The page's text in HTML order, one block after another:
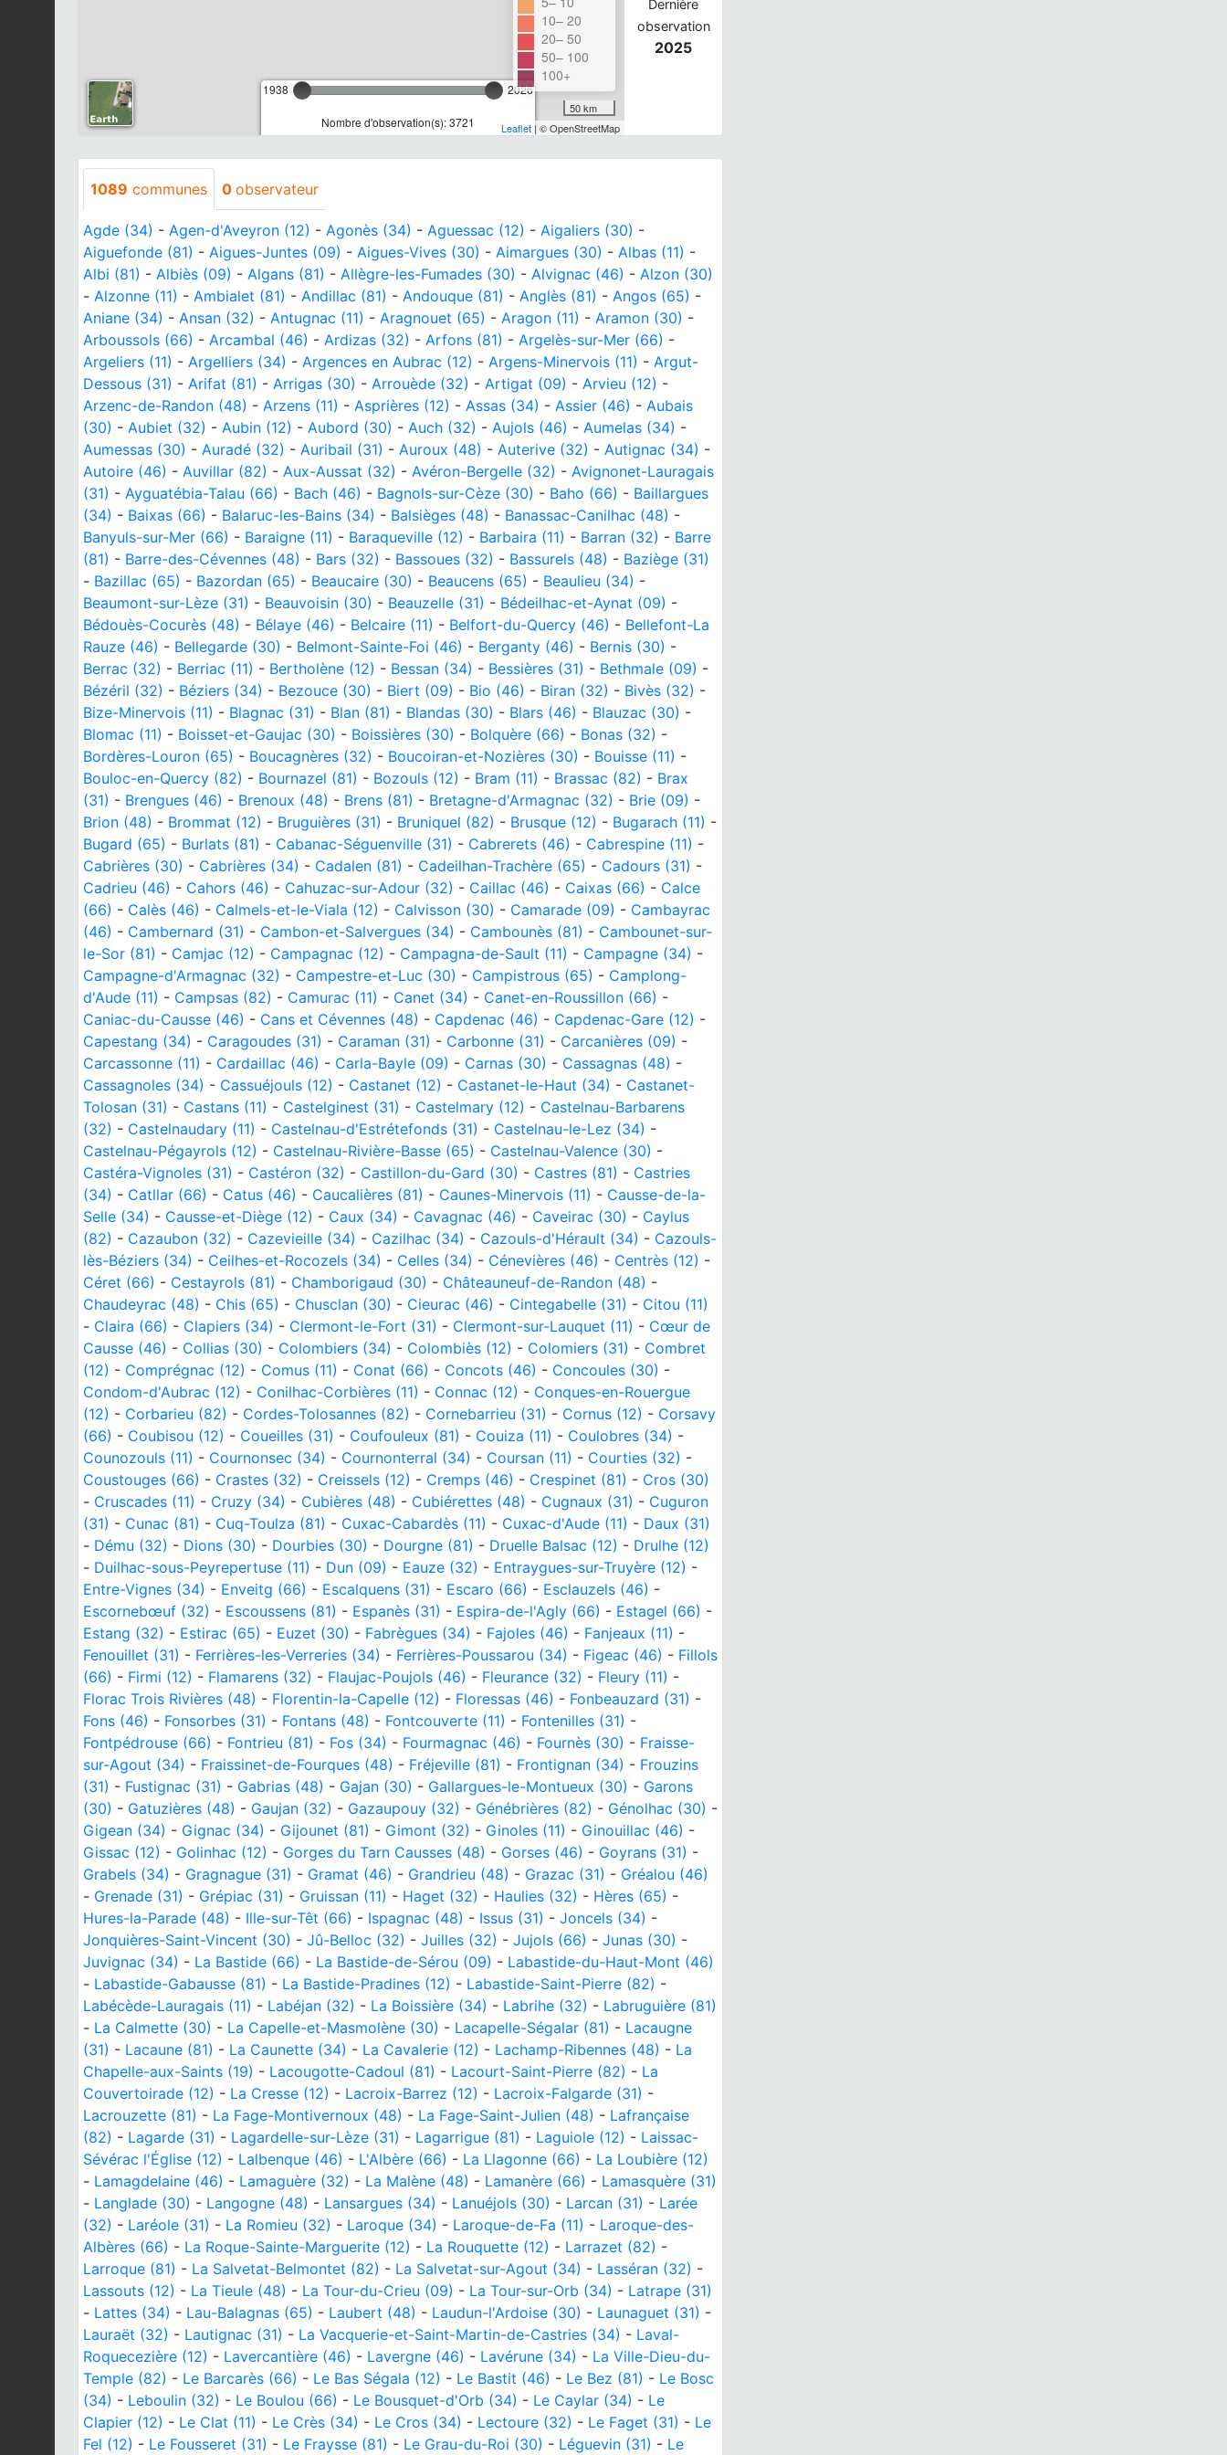
1938 2026
Nombre d'observation(s): 3721
10– 20
20– 50
50– 100
100+
50 km
Leaflet| © OpenStreetMap
Dernière
observation
2025
1089 communes 0 observateur
Agde (34) - Agen-d'Aveyron (12) - Agonès (34) - Aguessac (12) - Aigaliers (30) -
Aiguefonde (81) - Aigues-Juntes (09) - Aigues-Vives (30) - Aimargues (30) - Albas (11) -
Albi (81) - Albiès (09) - Algans (81) - Allègre-les-Fumades (30) - Alvignac (46) - Alzon (30)
- Alzonne (11) - Ambialet (81) - Andillac (81) - Andouque (81) - Anglès (81) - Angos (65) -
Aniane (34) - Ansan (32) - Antugnac (11) - Aragnouet (65) - Aragon (11) - Aramon (30) -
Arboussols (66) - Arcambal (46) - Ardizas (32) - Arfons (81) - Argelès-sur-Mer (66) -
Argeliers (11) - Argelliers (34) - Argences en Aubrac (12) - Argens-Minervois (11) - Argut-
Dessous (31) - Arifat (81) - Arrigas (30) - Arrouède (32) - Artigat (09) - Arvieu (12) -
Arzenc-de-Randon (48) - Arzens (11) - Asprières (12) - Assas (34) - Assier (46) - Aubais
(30) - Aubiet (32) - Aubin (12) - Aubord (30) - Auch (32) - Aujols (46) - Aumelas (34) -
Aumessas (30) - Auradé (32) - Auribail (31) - Auroux (48) - Auterive (32) - Autignac (34) -
Autoire (46) - Auvillar (82) - Aux-Aussat (32) - Avéron-Bergelle (32) - Avignonet-Lauragais
(31) - Ayguatébia-Talau (66) - Bach (46) - Bagnols-sur-Cèze (30) - Baho (66) - Baillargues
(34) - Baixas (66) - Balaruc-les-Bains (34) - Balsièges (48) - Banassac-Canilhac (48) -
Banyuls-sur-Mer (66) - Baraigne (11) - Baraqueville (12) - Barbaira (11) - Barran (32) - Barre
(81) - Barre-des-Cévennes (48) - Bars (32) - Bassoues (32) - Bassurels (48) - Baziège (31)
- Bazillac (65) - Bazordan (65) - Beaucaire (30) - Beaucens (65) - Beaulieu (34) -
Beaumont-sur-Lèze (31) - Beauvoisin (30) - Beauzelle (31) - Bédeilhac-et-Aynat (09) -
Bédouès-Cocurès (48) - Bélaye (46) - Belcaire (11) - Belfort-du-Quercy (46) - Bellefont-La
Rauze (46) - Bellegarde (30) - Belmont-Sainte-Foi (46) - Berganty (46) - Bernis (30) -
Berrac (32) - Berriac (11) - Bertholène (12) - Bessan (34) - Bessières (31) - Bethmale (09) -
Bézéril (32) - Béziers (34) - Bezouce (30) - Biert (09) - Bio (46) - Biran (32) - Bivès (32) -
Bize-Minervois (11) - Blagnac (31) - Blan (81) - Blandas (30) - Blars (46) - Blauzac (30) -
Blomac (11) - Boisset-et-Gaujac (30) - Boissières (30) - Bolquère (66) - Bonas (32) -
Bordères-Louron (65) - Boucagnères (32) - Boucoiran-et-Nozières (30) - Bouisse (11) -
Bouloc-en-Quercy (82) - Bournazel (81) - Bozouls (12) - Bram (11) - Brassac (82) - Brax
(31) - Brengues (46) - Brenoux (48) - Brens (81) - Bretagne-d'Armagnac (32) - Brie (09) -
Brion (48) - Brommat (12) - Bruguières (31) - Bruniquel (82) - Brusque (12) - Bugarach (11) -
Bugard (65) - Burlats (81) - Cabanac-Séguenville (31) - Cabrerets (46) - Cabrespine (11) -
Cabrières (30) - Cabrières (34) - Cadalen (81) - Cadeilhan-Trachère (65) - Cadours (31) -
Cadrieu (46) - Cahors (46) - Cahuzac-sur-Adour (32) - Caillac (46) - Caixas (66) - Calce
(66) - Calès (46) - Calmels-et-le-Viala (12) - Calvisson (30) - Camarade (09) - Cambayrac
(46) - Cambernard (31) - Cambon-et-Salvergues (34) - Cambounès (81) - Cambounet-sur-
le-Sor (81) - Camjac (12) - Campagnac (12) - Campagna-de-Sault (11) - Campagne (34) -
Campagne-d'Armagnac (32) - Campestre-et-Luc (30) - Campistrous (65) - Camplong-
d'Aude (11) - Campsas (82) - Camurac (11) - Canet (34) - Canet-en-Roussillon (66) -
Caniac-du-Causse (46) - Cans et Cévennes (48) - Capdenac (46) - Capdenac-Gare (12) -
Capestang (34) - Caragoudes (31) - Caraman (31) - Carbonne (31) - Carcanières (09) -
Carcassonne (11) - Cardaillac (46) - Carla-Bayle (09) - Carnas (30) - Cassagnas (48) -
Cassagnoles (34) - Cassuéjouls (12) - Castanet (12) - Castanet-le-Haut (34) - Castanet-
Tolosan (31) - Castans (11) - Castelginest (31) - Castelmary (12) - Castelnau-Barbarens
(32) - Castelnaudary (11) - Castelnau-d'Estrétefonds (31) - Castelnau-le-Lez (34) -
Castelnau-Pégayrols (12) - Castelnau-Rivière-Basse (65) - Castelnau-Valence (30) -
Castéra-Vignoles (31) - Castéron (32) - Castillon-du-Gard (30) - Castres (81) - Castries
(34) - Catllar (66) - Catus (46) - Caucalières (81) - Caunes-Minervois (11) - Causse-de-la-
Selle (34) - Causse-et-Diège (12) - Caux (34) - Cavagnac (46) - Caveirac (30) - Caylus
(82) - Cazaubon (32) - Cazevieille (34) - Cazilhac (34) - Cazouls-d'Hérault (34) - Cazouls-
lès-Béziers (34) - Ceilhes-et-Rocozels (34) - Celles (34) - Cénevières (46) - Centrès (12) -
Céret (66) - Cestayrols (81) - Chamborigaud (30) - Châteauneuf-de-Randon (48) -
Chaudeyrac (48) - Chis (65) - Chusclan (30) - Cieurac (46) - Cintegabelle (31) - Citou (11)
- Claira (66) - Clapiers (34) - Clermont-le-Fort (31) - Clermont-sur-Lauquet (11) - Cœur de
Causse (46) - Collias (30) - Colombiers (34) - Colombiès (12) - Colomiers (31) - Combret
(12) - Comprégnac (12) - Comus (11) - Conat (66) - Concots (46) - Concoules (30) -
Condom-d'Aubrac (12) - Conilhac-Corbières (11) - Connac (12) - Conques-en-Rouergue
(12) - Corbarieu (82) - Cordes-Tolosannes (82) - Cornebarrieu (31) - Cornus (12) - Corsavy
(66) - Coubisou (12) - Coueilles (31) - Coufouleux (81) - Couiza (11) - Coulobres (34) -
Counozouls (11) - Cournonsec (34) - Cournonterral (34) - Coursan (11) - Courties (32) -
Coustouges (66) - Crastes (32) - Creissels (12) - Cremps (46) - Crespinet (81) - Cros (30)
- Cruscades (11) - Cruzy (34) - Cubières (48) - Cubiérettes (48) - Cugnaux (31) - Cuguron
(31) - Cunac (81) - Cuq-Toulza (81) - Cuxac-Cabardès (11) - Cuxac-d'Aude (11) - Daux (31)
- Dému (32) - Dions (30) - Dourbies (30) - Dourgne (81) - Druelle Balsac (12) - Drulhe (12)
- Duilhac-sous-Peyrepertuse (11) - Dun (09) - Eauze (32) - Entraygues-sur-Truyère (12) -
Entre-Vignes (34) - Enveitg (66) - Escalquens (31) - Escaro (66) - Esclauzels (46) -
Escornebœuf (32) - Escoussens (81) - Espanès (31) - Espira-de-l'Agly (66) - Estagel (66) -
Estang (32) - Estirac (65) - Euzet (30) - Fabrègues (34) - Fajoles (46) - Fanjeaux (11) -
Fenouillet (31) - Ferrières-les-Verreries (34) - Ferrières-Poussarou (34) - Figeac (46) - Fillols
(66) - Firmi (12) - Flamarens (32) - Flaujac-Poujols (46) - Fleurance (32) - Fleury (11) -
Florac Trois Rivières (48) - Florentin-la-Capelle (12) - Floressas (46) - Fonbeauzard (31) -
Fons (46) - Fonsorbes (31) - Fontans (48) - Fontcouverte (11) - Fontenilles (31) -
Fontpédrouse (66) - Fontrieu (81) - Fos (34) - Fourmagnac (46) - Fournès (30) - Fraisse-
sur-Agout (34) - Fraissinet-de-Fourques (48) - Fréjeville (81) - Frontignan (34) - Frouzins
(31) - Fustignac (31) - Gabrias (48) - Gajan (30) - Gallargues-le-Montueux (30) - Garons
(30) - Gatuzières (48) - Gaujan (32) - Gazaupouy (32) - Génébrières (82) - Génolhac (30) -
Gigean (34) - Gignac (34) - Gijounet (81) - Gimont (32) - Ginoles (11) - Ginouillac (46) -
Gissac (12) - Golinhac (12) - Gorges du Tarn Causses (48) - Gorses (46) - Goyrans (31) -
Grabels (34) - Gragnague (31) - Gramat (46) - Grandrieu (48) - Grazac (31) - Gréalou (46)
- Grenade (31) - Grépiac (31) - Gruissan (11) - Haget (32) - Haulies (32) - Hères (65) -
Hures-la-Parade (48) - Ille-sur-Têt (66) - Ispagnac (48) - Issus (31) - Joncels (34) -
Jonquières-Saint-Vincent (30) - Jû-Belloc (32) - Juilles (32) - Jujols (66) - Junas (30) -
Juvignac (34) - La Bastide (66) - La Bastide-de-Sérou (09) - Labastide-du-Haut-Mont (46)
- Labastide-Gabausse (81) - La Bastide-Pradines (12) - Labastide-Saint-Pierre (82) -
Labécède-Lauragais (11) - Labéjan (32) - La Boissière (34) - Labrihe (32) - Labruguière (81)
- La Calmette (30) - La Capelle-et-Masmolène (30) - Lacapelle-Ségalar (81) - Lacaugne
(31) - Lacaune (81) - La Caunette (34) - La Cavalerie (12) - Lachamp-Ribennes (48) - La
Chapelle-aux-Saints (19) - Lacougotte-Cadoul (81) - Lacourt-Saint-Pierre (82) - La
Couvertoirade (12) - La Cresse (12) - Lacroix-Barrez (12) - Lacroix-Falgarde (31) -
Lacrouzette (81) - La Fage-Montivernoux (48) - La Fage-Saint-Julien (48) - Lafrançaise
(82) - Lagarde (31) - Lagardelle-sur-Lèze (31) - Lagarrigue (81) - Laguiole (12) - Laissac-
Sévérac l'Église (12) - Lalbenque (46) - L'Albère (66) - La Llagonne (66) - La Loubière (12)
- Lamagdelaine (46) - Lamaguère (32) - La Malène (48) - Lamanère (66) - Lamasquère (31)
- Langlade (30) - Langogne (48) - Lansargues (34) - Lanuéjols (30) - Larcan (31) - Larée
(32) - Laréole (31) - La Romieu (32) - Laroque (34) - Laroque-de-Fa (11) - Laroque-des-
Albères (66) - La Roque-Sainte-Marguerite (12) - La Rouquette (12) - Larrazet (82) -
Larroque (81) - La Salvetat-Belmontet (82) - La Salvetat-sur-Agout (34) - Lasséran (32) -
Lassouts (12) - La Tieule (48) - La Tour-du-Crieu (09) - La Tour-sur-Orb (34) - Latrape (31)
- Lattes (34) - Lau-Balagnas (65) - Laubert (48) - Laudun-l'Ardoise (30) - Launaguet (31) -
Lauraët (32) - Lautignac (31) - La Vacquerie-et-Saint-Martin-de-Castries (34) - Laval-
Roquecezière (12) - Lavercantière (46) - Lavergne (46) - Lavérune (34) - La Ville-Dieu-du-
Temple (82) - Le Barcarès (66) - Le Bas Ségala (12) - Le Bastit (46) - Le Bez (81) - Le Bosc
(34) - Leboulin (32) - Le Boulou (66) - Le Bousquet-d'Orb (34) - Le Caylar (34) - Le
Clapier (12) - Le Clat (11) - Le Crès (34) - Le Cros (34) - Lectoure (32) - Le Faget (31) - Le
Fel (12) - Le Fousseret (31) - Le Fraysse (81) - Le Grau-du-Roi (30) - Léguevin (31) - Le